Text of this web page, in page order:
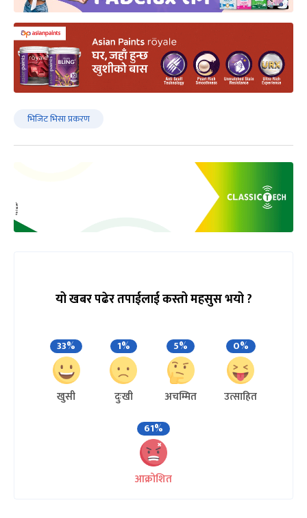
भिजिट भिसा प्रकरण
यो खबर पढेर तपाईलाई कस्तो महसुस भयो ?
33%
खुसी
1%
दुःखी
5%
अचम्मित
0%
उत्साहित
61%
आक्रोशित